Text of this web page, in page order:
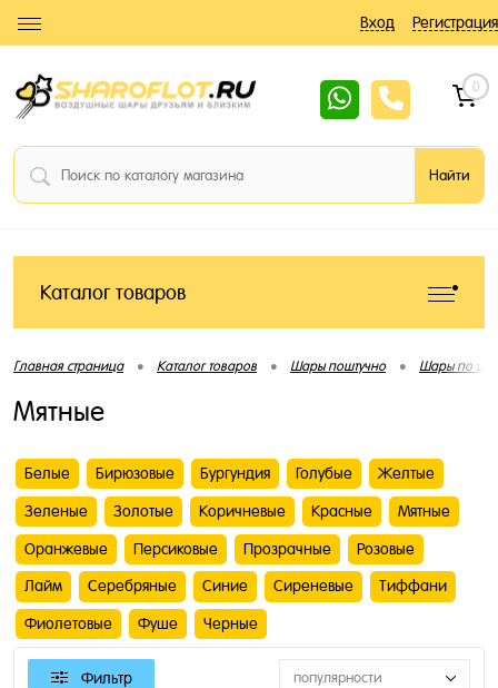
Вход Регистрация
0
Каталог товаров
Главная страница • Каталог товаров • Шары поштучно • Шары по
Мятные
Белые Бирюзовые Бургундия Голубые Желтые
Зеленые Золотые Коричневые Красные Мятные
Оранжевые Персиковые Прозрачные Розовые
Лайм Серебряные Синие Сиреневые Тиффани
Фиолетовые Фуше Черные
Фильтр популярности